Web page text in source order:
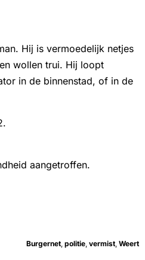
Hij is vermoedelijk netjes
wollen trui. Hij loopt
in de binnenstad, of in de
aangetroffen.
Burgernet politie vermist Weert